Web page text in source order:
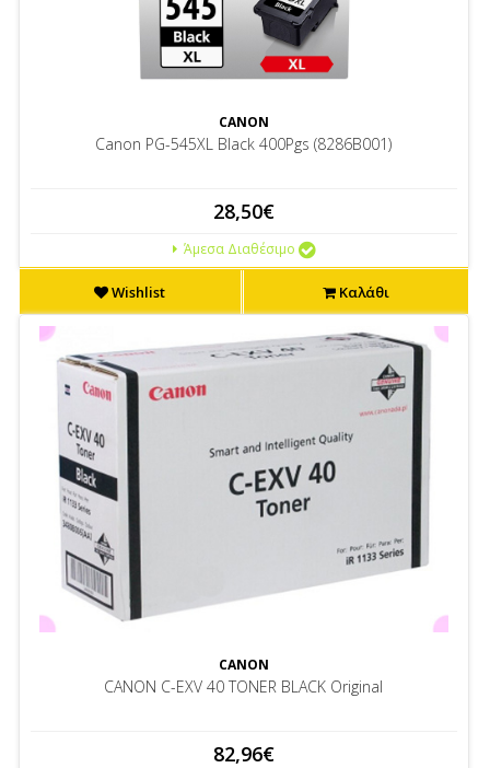
CANON
Canon PG-545XL Black 400Pgs (8286B001)
28,50€
Άμεσα Διαθέσιμο
Wishlist Καλάθι
CANON
CANON C-EXV 40 TONER BLACK Original
82,96€